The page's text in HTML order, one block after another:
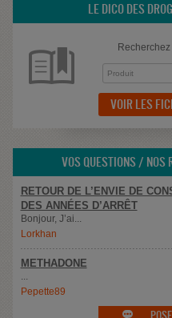
LE DICO DES
VOIR LES
VOS QUESTIONS / NOS
RETOUR DE L’ENVIE DE
DES ANNÉES D’ARRÊT
Bonjour, J’ai...
Lorkhan
METHADONE
Pepette89
